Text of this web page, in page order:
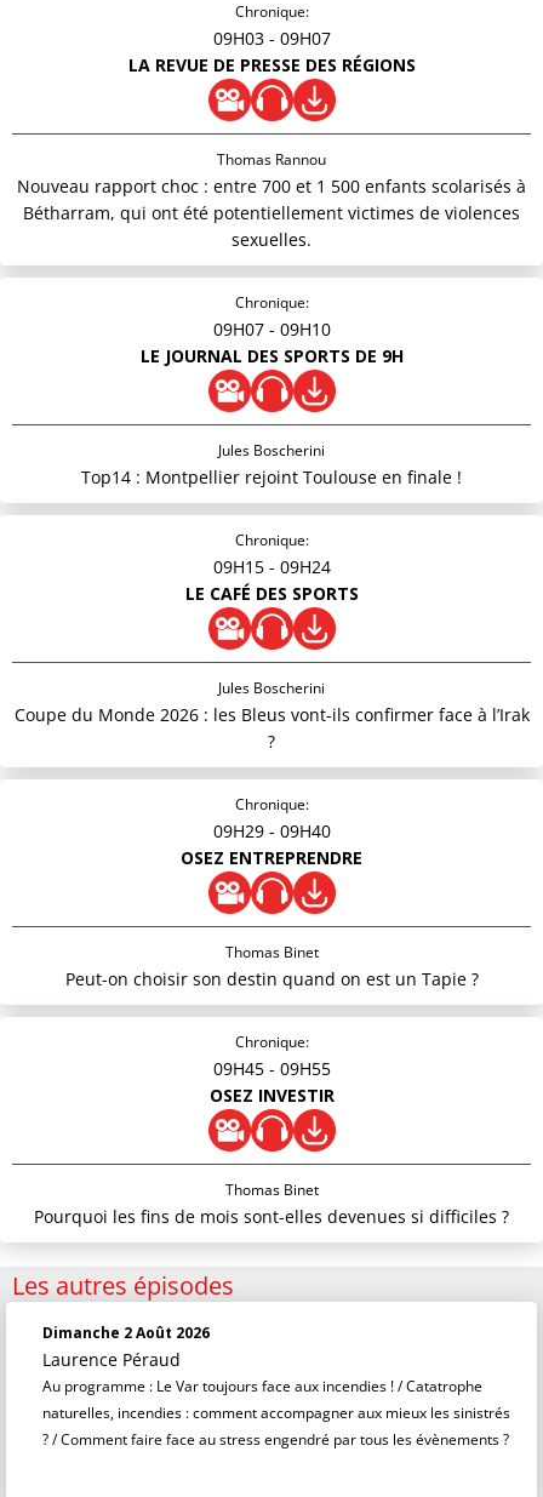
Chronique:
09H03 - 09H07
LA REVUE DE PRESSE DES RÉGIONS
Thomas Rannou
Nouveau rapport choc : entre 700 et 1 500 enfants scolarisés à
Bétharram, qui ont été potentiellement victimes de violences
sexuelles.
Chronique:
09H07 - 09H10
LE JOURNAL DES SPORTS DE 9H
Jules Boscherini
Top14 : Montpellier rejoint Toulouse en finale !
Chronique:
09H15 - 09H24
LE CAFÉ DES SPORTS
Jules Boscherini
Coupe du Monde 2026 : les Bleus vont-ils confirmer face à l’Irak
?
Chronique:
09H29 - 09H40
OSEZ ENTREPRENDRE
Thomas Binet
Peut-on choisir son destin quand on est un Tapie ?
Chronique:
09H45 - 09H55
OSEZ INVESTIR
Thomas Binet
Pourquoi les fins de mois sont-elles devenues si difficiles ?
Les autres épisodes
Dimanche 2 Août 2026
Laurence Péraud
Au programme : Le Var toujours face aux incendies ! / Catatrophe
naturelles, incendies : comment accompagner aux mieux les sinistrés
? / Comment faire face au stress engendré par tous les évènements ?